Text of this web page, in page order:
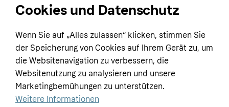
Home
Customer service
Terms & conditions
Privacy policy
Tracking technology notice
Business
Sell with Klarna
Contact us
Global
Cookies und Datenschutz
Wenn Sie auf „Alles zulassen“ klicken, stimmen Sie
der Speicherung von Cookies auf Ihrem Gerät zu, um
die Websitenavigation zu verbessern, die
Websitenutzung zu analysieren und unsere
Marketingbemühungen zu unterstützen.
Weitere Informationen